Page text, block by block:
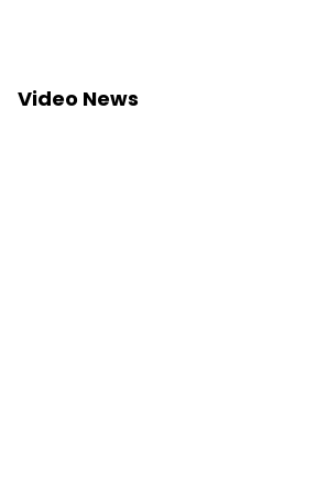
Video News